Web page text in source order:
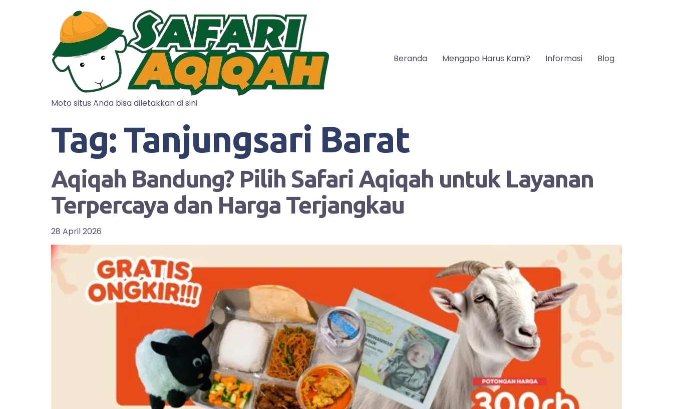
Moto situs Anda bisa diletakkan di sini
Beranda Mengapa Harus Kami? Informasi Blog
Tag:Tanjungsari Barat
Aqiqah Bandung? Pilih Safari Aqiqah untuk Layanan
Terpercaya dan Harga Terjangkau
28 April 2026